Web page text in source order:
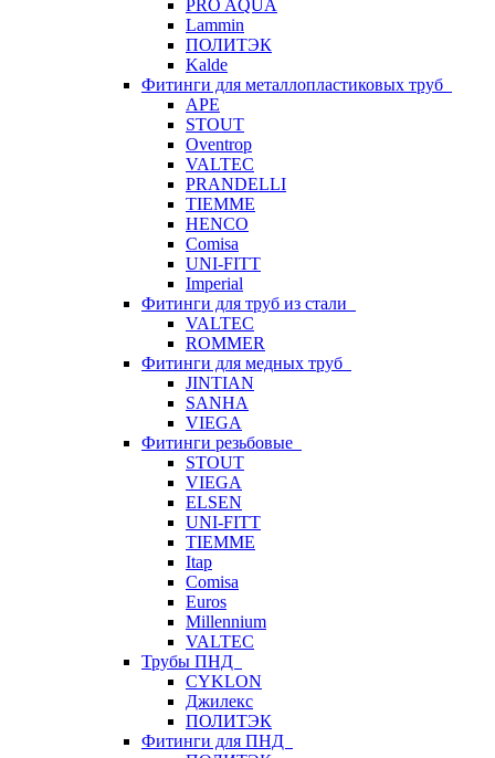
PRO AQUA
Lammin
ПОЛИТЭК
Kalde
Фитинги для металлопластиковых труб
APE
STOUT
Oventrop
VALTEC
PRANDELLI
TIEMME
HENCO
Comisa
UNI-FITT
Imperial
Фитинги для труб из стали
VALTEC
ROMMER
Фитинги для медных труб
JINTIAN
SANHA
VIEGA
Фитинги резьбовые
STOUT
VIEGA
ELSEN
UNI-FITT
TIEMME
Itap
Comisa
Euros
Millennium
VALTEC
Трубы ПНД
CYKLON
Джилекс
ПОЛИТЭК
Фитинги для ПНД